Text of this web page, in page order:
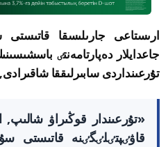
ارىستاعى جارىلىسقا
جاعدايلار دەپارتامەنتٸ
تۇرعىنداردى سابىرلىققا
«تۇرعىندار قوڭىراۋ شالىپ,
قاۋٸپتٸلٸگٸنە قاتىستى